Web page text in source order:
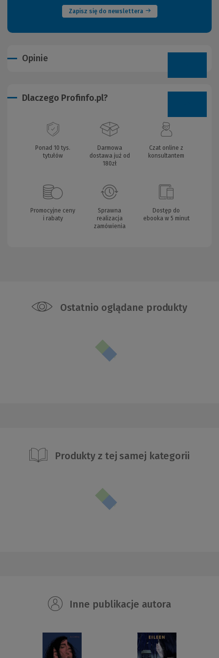
Zapisz się do newslettera
Opinie
Dlaczego Profinfo.pl?
Ponad 10 tys.
tytułów
Darmowa
dostawa już od
180zł
Czat online z
konsultantem
Promocyjne ceny
i rabaty
Sprawna
realizacja
zamówienia
Dostęp do
ebooka w 5 minut
Ostatnio oglądane produkty
Produkty z tej samej kategorii
Inne publikacje autora